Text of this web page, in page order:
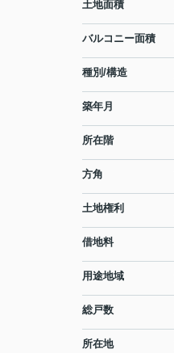
土地面積
バルコニー面積
種別/構造
築年月
所在階
方角
土地権利
借地料
用途地域
総戸数
所在地